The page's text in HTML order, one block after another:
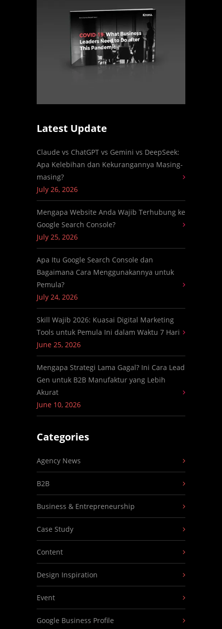
Latest Update
Claude vs ChatGPT vs Gemini vs DeepSeek:
Apa Kelebihan dan Kekurangannya Masing-
masing?
July 26, 2026
Mengapa Website Anda Wajib Terhubung ke
Google Search Console?
July 25, 2026
Apa Itu Google Search Console dan
Bagaimana Cara Menggunakannya untuk
Pemula?
July 24, 2026
Skill Wajib 2026: Kuasai Digital Marketing
Tools untuk Pemula Ini dalam Waktu 7 Hari
June 25, 2026
Mengapa Strategi Lama Gagal? Ini Cara Lead
Gen untuk B2B Manufaktur yang Lebih
Akurat
June 10, 2026
Categories
Agency News
B2B
Business & Entrepreneurship
Case Study
Content
Design Inspiration
Event
Google Business Profile